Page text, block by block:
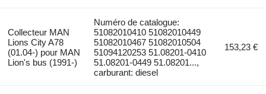
Collecteur MAN
Lions City A78
(01.04-) pour MAN
Lion's bus (1991-)
Numéro de catalogue:
51082010410 51082010449
51082010467 51082010504
51094120253 51.08201-0410
51.08201-0449 51.08201...,
carburant: diesel
153,23 €